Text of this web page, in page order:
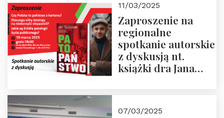
i prof.
Krasnodębski
11/03/2025
Zaproszenie na
regionalne
spotkanie autorskie
z dyskusją nt.
książki dra Jana
07/03/2025